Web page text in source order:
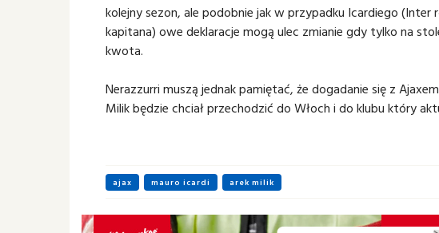
kolejny sezon, ale podobnie jak w przypadku Icardiego (Inter
kapitana) owe deklaracje mogą ulec zmianie gdy tylko na
kwota.
Nerazzurri muszą jednak pamiętać, że dogadanie się z
Milik będzie chciał przechodzić do Włoch i do klubu który
ajax mauro icardi arek milik